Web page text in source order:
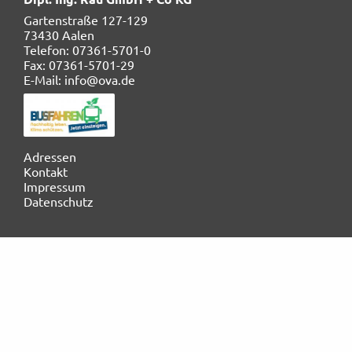
Gartenstraße 127-129
73430 Aalen
Telefon: 07361-5701-0
Fax: 07361-5701-29
E-Mail: info@ova.de
Navigation
überspringen
Adressen
Kontakt
Impressum
Datenschutz
Rechtliches und AGB
Reiseversicherung